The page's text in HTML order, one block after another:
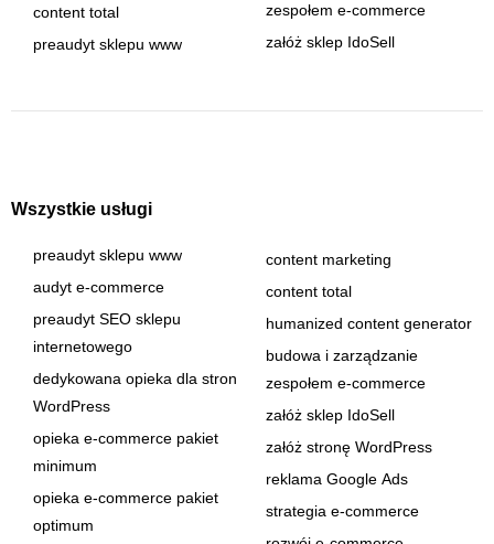
content total
preaudyt sklepu www
zespołem e-commerce
załóż sklep IdoSell
Wszystkie usługi
preaudyt sklepu www
audyt e-commerce
preaudyt SEO sklepu
internetowego
dedykowana opieka dla stron
WordPress
opieka e-commerce pakiet
minimum
opieka e-commerce pakiet
optimum
content marketing
content total
humanized content generator
budowa i zarządzanie
zespołem e-commerce
załóż sklep IdoSell
załóż stronę WordPress
reklama Google Ads
strategia e-commerce